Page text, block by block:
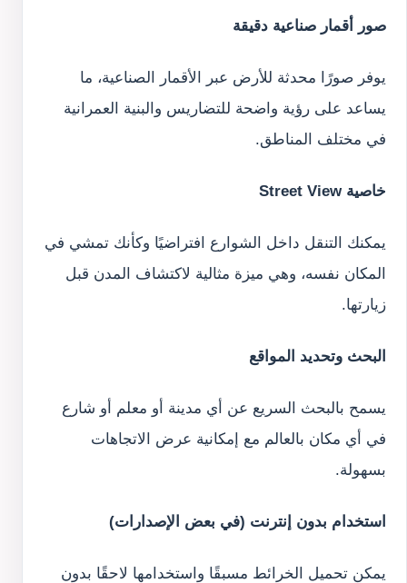
صور أقمار صناعية دقيقة
يوفر صورًا محدثة للأرض عبر الأقمار الصناعية، ما
يساعد على رؤية واضحة للتضاريس والبنية العمرانية
في مختلف المناطق.
خاصية Street View
يمكنك التنقل داخل الشوارع افتراضيًا وكأنك تمشي في
المكان نفسه، وهي ميزة مثالية لاكتشاف المدن قبل
زيارتها.
البحث وتحديد المواقع
يسمح بالبحث السريع عن أي مدينة أو معلم أو شارع
في أي مكان بالعالم مع إمكانية عرض الاتجاهات
بسهولة.
استخدام بدون إنترنت (في بعض الإصدارات)
يمكن تحميل الخرائط مسبقًا واستخدامها لاحقًا بدون